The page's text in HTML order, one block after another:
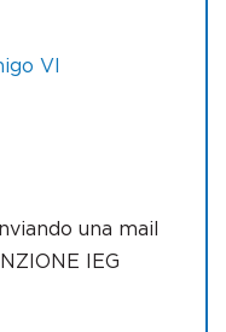
VI
una mail
IEG